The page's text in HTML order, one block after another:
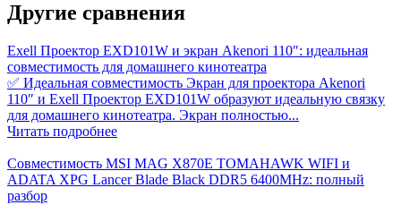
Другие сравнения
Exell Проектор EXD101W и экран Akenori 110″: идеальная
совместимость для домашнего кинотеатра
✅ Идеальная совместимость Экран для проектора Akenori
110″ и Exell Проектор EXD101W образуют идеальную связку
для домашнего кинотеатра. Экран полностью...
Читать подробнее
Совместимость MSI MAG X870E TOMAHAWK WIFI и
ADATA XPG Lancer Blade Black DDR5 6400MHz: полный
разбор